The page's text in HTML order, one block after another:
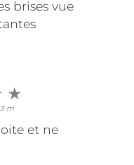
brises vue
m
et ne